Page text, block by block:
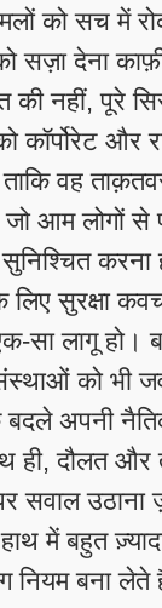
को सच में
सज़ा देना
की नहीं, पूरे
कॉर्पोरेट और
वह
आम लोगों से
करना
लिए सुरक्षा
सा लागू हो।
को भी
अपनी
ही, दौलत और
सवाल उठाना
में बहुत
नियम बना